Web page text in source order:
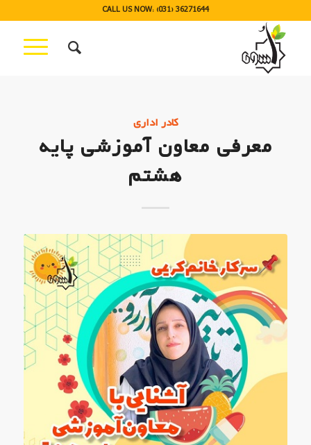
CALL US NOW: (031) 36271644
کادر اداری
معرفی معاون آموزشی پایه
هشتم